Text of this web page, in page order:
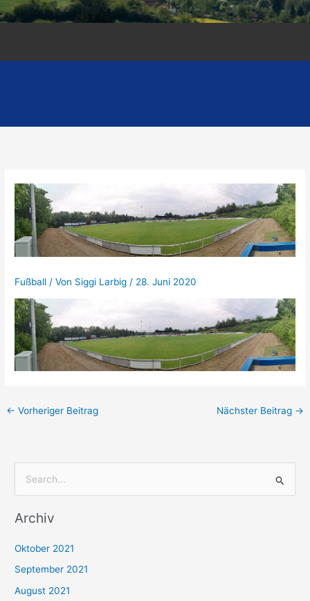
Fußball / Von Siggi Larbig/ 28. Juni 2020
← Vorheriger Beitrag Nächster Beitrag →
c
n
n
Archiv
Oktober 2021
September 2021
August 2021